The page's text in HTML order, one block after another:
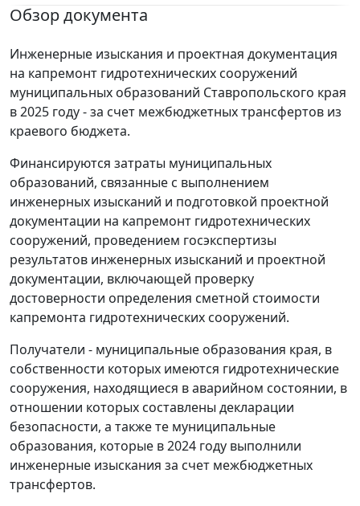
Обзор документа
Инженерные изыскания и проектная документация
на капремонт гидротехнических сооружений
муниципальных образований Ставропольского края
в 2025 году - за счет межбюджетных трансфертов из
краевого бюджета.
Финансируются затраты муниципальных
образований, связанные с выполнением
инженерных изысканий и подготовкой проектной
документации на капремонт гидротехнических
сооружений, проведением госэкспертизы
результатов инженерных изысканий и проектной
документации, включающей проверку
достоверности определения сметной стоимости
капремонта гидротехнических сооружений.
Получатели - муниципальные образования края, в
собственности которых имеются гидротехнические
сооружения, находящиеся в аварийном состоянии, в
отношении которых составлены декларации
безопасности, а также те муниципальные
образования, которые в 2024 году выполнили
инженерные изыскания за счет межбюджетных
трансфертов.